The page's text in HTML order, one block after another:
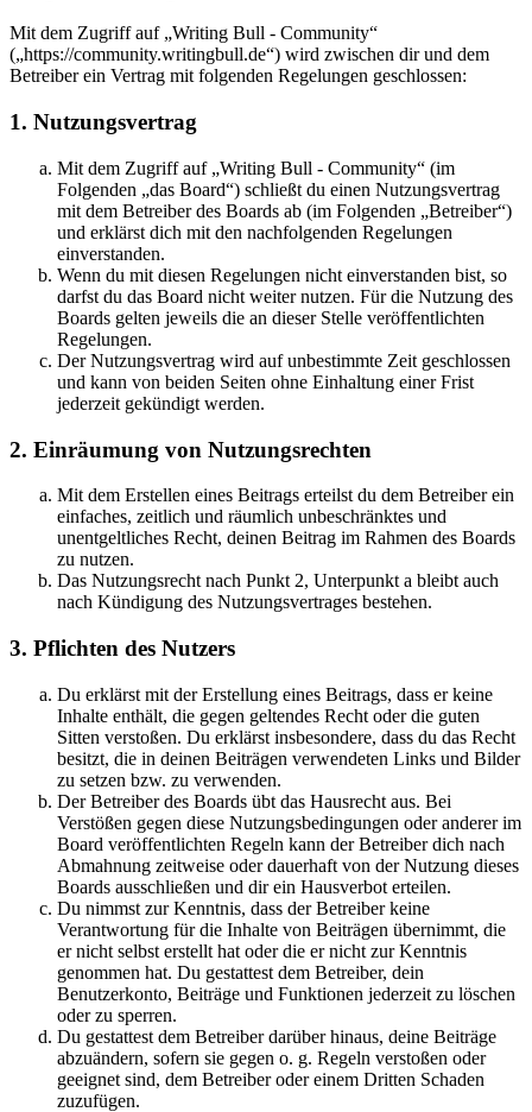
Mit dem Zugriff auf „Writing Bull - Community“
(„https://community.writingbull.de“) wird zwischen dir und dem
Betreiber ein Vertrag mit folgenden Regelungen geschlossen:
1. Nutzungsvertrag
Mit dem Zugriff auf „Writing Bull - Community“ (im
Folgenden „das Board“) schließt du einen Nutzungsvertrag
mit dem Betreiber des Boards ab (im Folgenden „Betreiber“)
und erklärst dich mit den nachfolgenden Regelungen
einverstanden.
Wenn du mit diesen Regelungen nicht einverstanden bist, so
darfst du das Board nicht weiter nutzen. Für die Nutzung des
Boards gelten jeweils die an dieser Stelle veröffentlichten
Regelungen.
Der Nutzungsvertrag wird auf unbestimmte Zeit geschlossen
und kann von beiden Seiten ohne Einhaltung einer Frist
jederzeit gekündigt werden.
2. Einräumung von Nutzungsrechten
Mit dem Erstellen eines Beitrags erteilst du dem Betreiber ein
einfaches, zeitlich und räumlich unbeschränktes und
unentgeltliches Recht, deinen Beitrag im Rahmen des Boards
zu nutzen.
Das Nutzungsrecht nach Punkt 2, Unterpunkt a bleibt auch
nach Kündigung des Nutzungsvertrages bestehen.
3. Pflichten des Nutzers
Du erklärst mit der Erstellung eines Beitrags, dass er keine
Inhalte enthält, die gegen geltendes Recht oder die guten
Sitten verstoßen. Du erklärst insbesondere, dass du das Recht
besitzt, die in deinen Beiträgen verwendeten Links und Bilder
zu setzen bzw. zu verwenden.
Der Betreiber des Boards übt das Hausrecht aus. Bei
Verstößen gegen diese Nutzungsbedingungen oder anderer im
Board veröffentlichten Regeln kann der Betreiber dich nach
Abmahnung zeitweise oder dauerhaft von der Nutzung dieses
Boards ausschließen und dir ein Hausverbot erteilen.
Du nimmst zur Kenntnis, dass der Betreiber keine
Verantwortung für die Inhalte von Beiträgen übernimmt, die
er nicht selbst erstellt hat oder die er nicht zur Kenntnis
genommen hat. Du gestattest dem Betreiber, dein
Benutzerkonto, Beiträge und Funktionen jederzeit zu löschen
oder zu sperren.
Du gestattest dem Betreiber darüber hinaus, deine Beiträge
abzuändern, sofern sie gegen o. g. Regeln verstoßen oder
geeignet sind, dem Betreiber oder einem Dritten Schaden
zuzufügen.